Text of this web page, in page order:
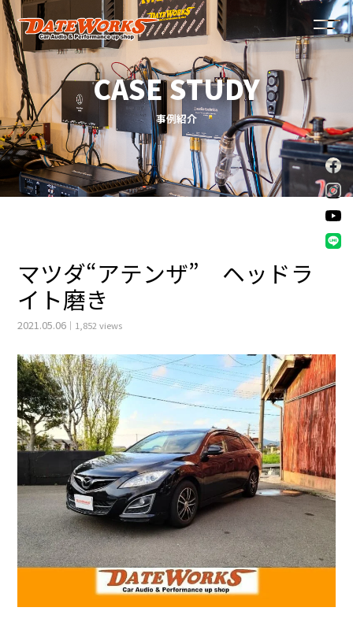
トップページ
ダテワークスが選ばれる理由
サービスメニュー
お客様の声
お問い合わせ
よくあるご質問
事例紹介
マツダ“アテンザ” ヘッドラ
イト磨き
2021.05.06 1,852 views